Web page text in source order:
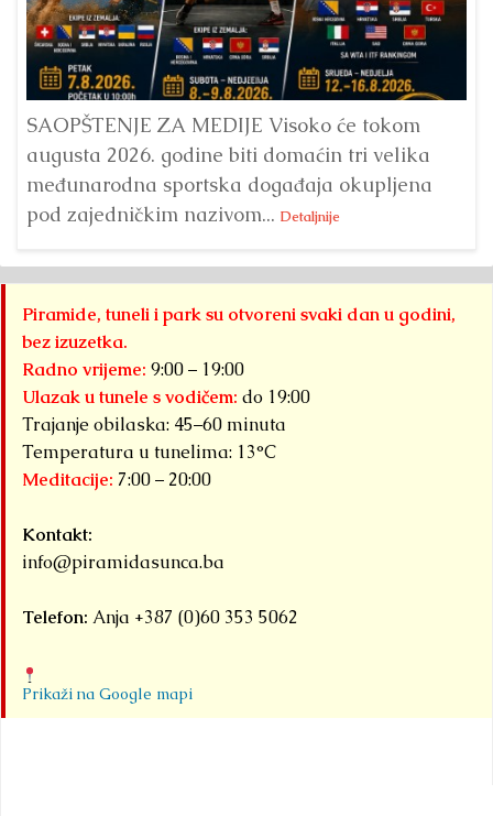
SAOPŠTENJE ZA MEDIJE Visoko će tokom
augusta 2026. godine biti domaćin tri velika
međunarodna sportska događaja okupljena
pod zajedničkim nazivom... Detaljnije
Piramide, tuneli i park su otvoreni svaki dan u godini,
bez izuzetka.
Radno vrijeme: 9:00 – 19:00
Ulazak u tunele s vodičem: do 19:00
Trajanje obilaska: 45–60 minuta
Temperatura u tunelima: 13°C
Meditacije: 7:00 – 20:00
Kontakt:
info@piramidasunca.ba
Telefon: Anja +387 (0)60 353 5062
Prikaži na Google mapi